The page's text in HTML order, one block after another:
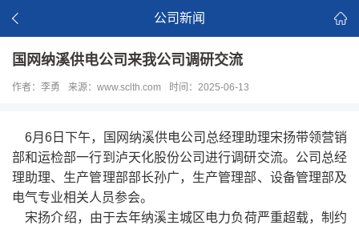
公司新闻
国网纳溪供电公司来我公司调研交流
作者：李勇 来源：www.sclth.com 时间：2025-06-13
6月6日下午，国网纳溪供电公司总经理助理宋扬带领营销
部和运检部一行到泸天化股份公司进行调研交流。公司总经
理助理、生产管理部部长孙广，生产管理部、设备管理部及
电气专业相关人员参会。
宋扬介绍，由于去年纳溪主城区电力负荷严重超载，制约